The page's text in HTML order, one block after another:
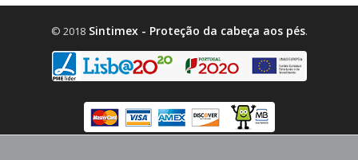
© 2018Sintimex - Proteção da cabeça aos pés.